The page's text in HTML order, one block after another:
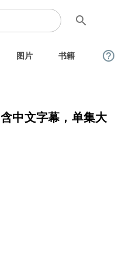
search
图片 书籍 help_outline
中文字幕，单集大